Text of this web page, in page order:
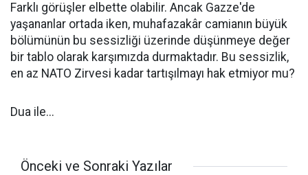
Farklı görüşler elbette olabilir. Ancak Gazze'de
yaşananlar ortada iken, muhafazakâr camianın büyük
bölümünün bu sessizliği üzerinde düşünmeye değer
bir tablo olarak karşımızda durmaktadır. Bu sessizlik,
en az NATO Zirvesi kadar tartışılmayı hak etmiyor mu?
Dua ile...
Önceki ve Sonraki Yazılar